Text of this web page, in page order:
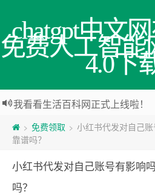
chatgpt中文
免费人工智能
4.0下
我看看生活百科网正式上线啦！
> 免费领取 > 小红书代发对自己
靠谱吗？
小红书代发对自己账号有影响
吗？